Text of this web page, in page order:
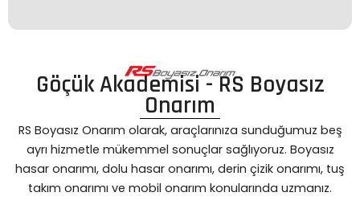
Göçük Akademisi - RS Boyasız
Onarım
RS Boyasız Onarım olarak, araçlarınıza sunduğumuz beş
ayrı hizmetle mükemmel sonuçlar sağlıyoruz. Boyasız
hasar onarımı, dolu hasar onarımı, derin çizik onarımı, tuş
takım onarımı ve mobil onarım konularında uzmanız.